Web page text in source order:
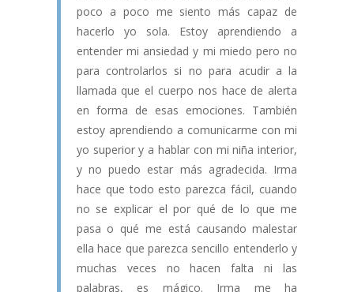
poco a poco me siento más capaz de
hacerlo yo sola. Estoy aprendiendo a
entender mi ansiedad y mi miedo pero no
para controlarlos si no para acudir a la
llamada que el cuerpo nos hace de alerta
en forma de esas emociones. También
estoy aprendiendo a comunicarme con mi
yo superior y a hablar con mi niña interior,
y no puedo estar más agradecida. Irma
hace que todo esto parezca fácil, cuando
no se explicar el por qué de lo que me
pasa o qué me está causando malestar
ella hace que parezca sencillo entenderlo y
muchas veces no hacen falta ni las
palabras, es mágico. Irma me ha